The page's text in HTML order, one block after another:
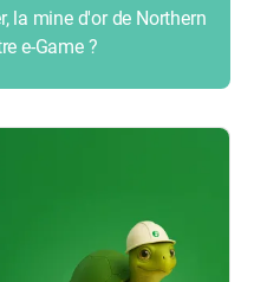
la mine d'or de Northern
e-Game ?